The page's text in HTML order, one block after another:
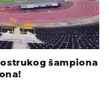
šampiona